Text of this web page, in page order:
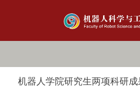
机器人学院研究生两项科研